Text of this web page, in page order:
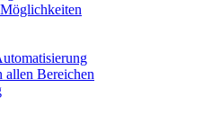
allen Bereichen